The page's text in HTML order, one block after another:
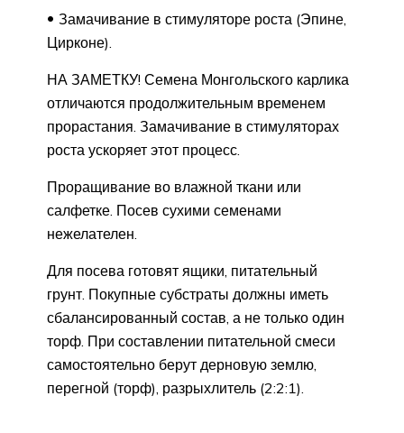
Замачивание в стимуляторе роста (Эпине,
Цирконе).
НА ЗАМЕТКУ! Семена Монгольского карлика
отличаются продолжительным временем
прорастания. Замачивание в стимуляторах
роста ускоряет этот процесс.
Проращивание во влажной ткани или
салфетке. Посев сухими семенами
нежелателен.
Для посева готовят ящики, питательный
грунт. Покупные субстраты должны иметь
сбалансированный состав, а не только один
торф. При составлении питательной смеси
самостоятельно берут дерновую землю,
перегной (торф), разрыхлитель (2:2:1).